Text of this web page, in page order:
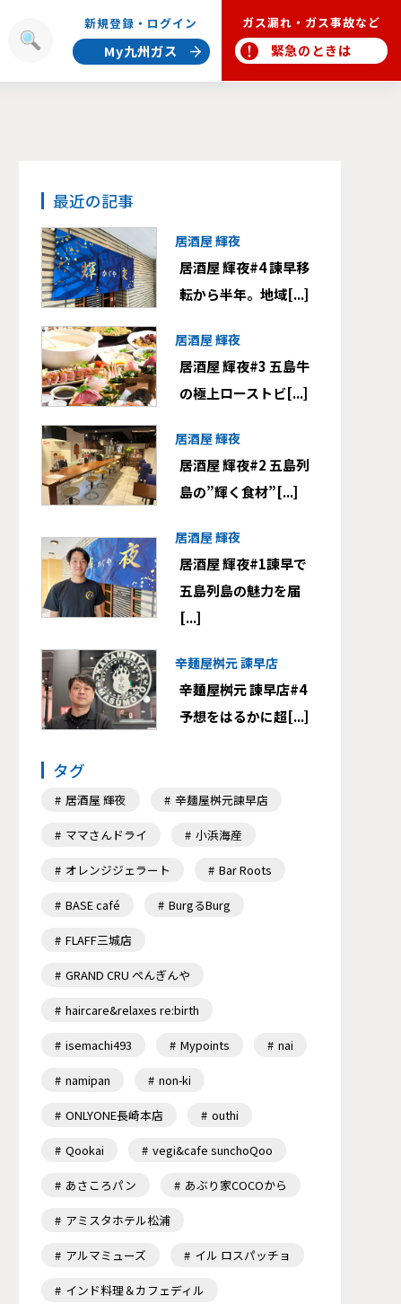
新規登録・ログイン
My九州ガス
ガス漏れ・ガス事故など
緊急のときは
最近の記事
居酒屋 輝夜
居酒屋 輝夜#4 諫早移
転から半年。地域[...]
居酒屋 輝夜
居酒屋 輝夜#3 五島牛
の極上ローストビ[...]
居酒屋 輝夜
居酒屋 輝夜#2 五島列
島の”輝く食材”[...]
居酒屋 輝夜
居酒屋 輝夜#1諫早で
五島列島の魅力を届
[...]
辛麺屋桝元 諫早店
辛麺屋桝元 諫早店#4
予想をはるかに超[...]
タグ
居酒屋 輝夜 辛麺屋桝元諫早店
ママさんドライ 小浜海産
オレンジジェラート Bar Roots
BASE café BurgるBurg
FLAFF三城店
GRAND CRU ぺんぎんや
haircare&relaxes re:birth
isemachi493 Mypoints nai
namipan non-ki
ONLYONE長崎本店 outhi
Qookai vegi&cafe sunchoQoo
あさころパン あぶり家COCOから
アミスタホテル松浦
アルマミューズ イル ロスパッチョ
インド料理＆カフェディル